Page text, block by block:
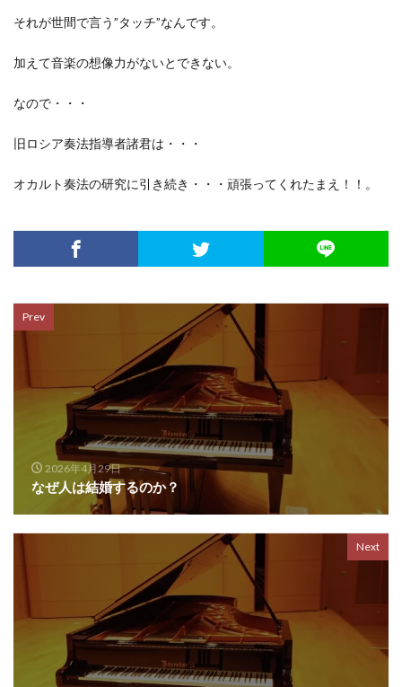
それが世間で言う”タッチ”なんです。
加えて音楽の想像力がないとできない。
なので・・・
旧ロシア奏法指導者諸君は・・・
オカルト奏法の研究に引き続き・・・頑張ってくれたまえ！！。
Prev
2026年4月29日
なぜ人は結婚するのか？
Next